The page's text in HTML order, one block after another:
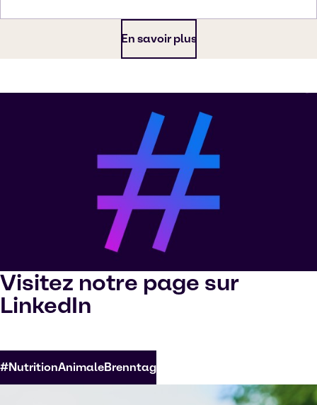
En savoir plus
Visitez notre page sur
LinkedIn
#NutritionAnimaleBrenntag